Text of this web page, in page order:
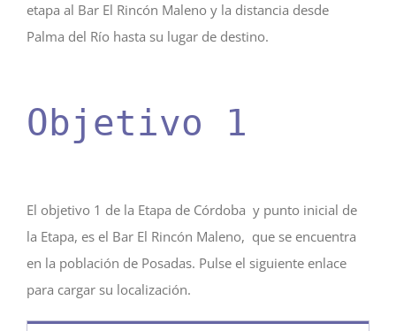
etapa al Bar El Rincón Maleno y la distancia desde
Palma del Río hasta su lugar de destino.
Objetivo 1
El objetivo 1 de la Etapa de Córdoba y punto inicial de
la Etapa, es el Bar El Rincón Maleno, que se encuentra
en la población de Posadas. Pulse el siguiente enlace
para cargar su localización.